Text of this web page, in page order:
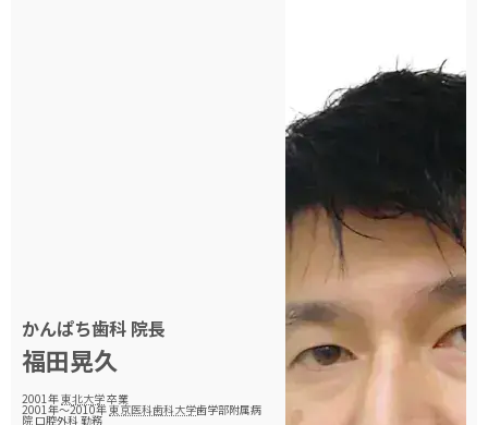
かんぱち歯科 院長
福田晃久
2001年東北大学卒業
2001年～2010年東京医科歯科大学歯学部附属病
院 口腔外科 勤務